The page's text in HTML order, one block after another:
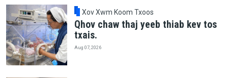
Xov Xwm Koom Txoos
Qhov chaw thaj yeeb thiab kev tos
txais.
Aug 07, 2026